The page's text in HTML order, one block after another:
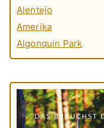
Alentejo
Amerika
Algonquin Park